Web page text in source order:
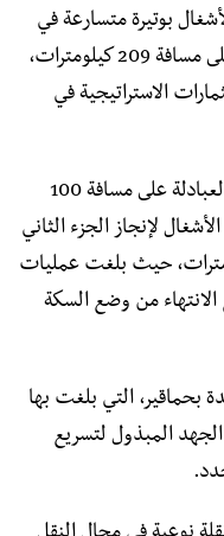
بوتيرة متسارعة في
مقطعه الأول الرابط بين بشار وحماقير على مسافة 209 كيلومترات،
الاستراتيجية في
وقد دخل الجزء الأول الرابط بين بشار والعبادلة على مسافة 100
لإنجاز الجزء الثاني
غاية حماقير بطول 109 كيلومترات، حيث بلغت عمليات
الانتهاء من وضع السكة
بحماقير، التي بلغت بها
المبذول لتسريع